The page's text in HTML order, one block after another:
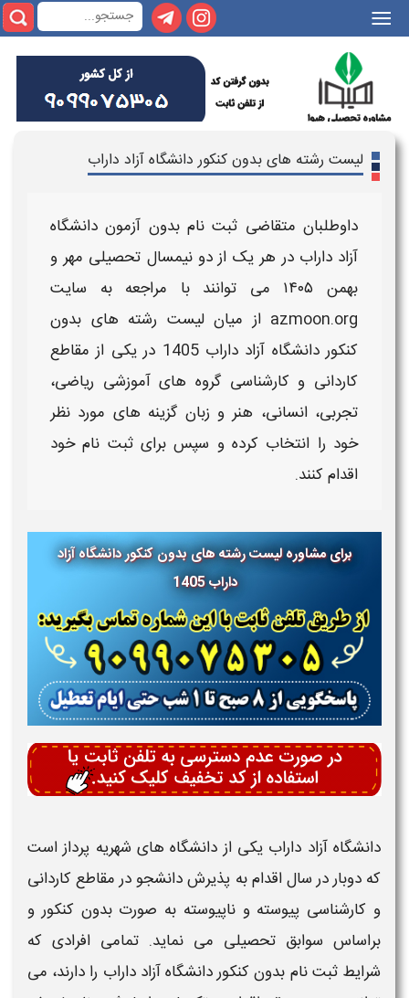
|||
لیست رشته های بدون کنکور دانشگاه آزاد داراب
داوطلبان متقاضی ثبت نامبدون آزمون دانشگاه
آزاد داراب در هر یک از دو نیمسال تحصیلی مهر و
بهمن ۱۴۰۵ می توانند با مراجعه به سایت
azmoon.org از میان
لیست رشته های بدون
کنکور دانشگاه آزاد داراب1405 در یکی از مقاطع
کاردانی و کارشناسی گروه های آموزشی ریاضی،
تجربی، انسانی، هنر و زبان گزینه های مورد نظر
خود را انتخاب کرده و سپس برای ثبت نام خود
اقدام کنند.
برای مشاوره لیست رشته های بدون کنکور دانشگاه آزاد
داراب 1405
دانشگاه آزاد داراب یکی از دانشگاه های شهریه پرداز است
که دوبار در سال اقدام به پذیرش دانشجو در مقاطع کاردانی
و کارشناسی پیوسته و ناپیوسته به صورت بدون کنکور و
براساس سوابق تحصیلی می نماید. تمامی افرادی که
شرایط ثبت نام بدون کنکور دانشگاه آزاد داراب را دارند، می